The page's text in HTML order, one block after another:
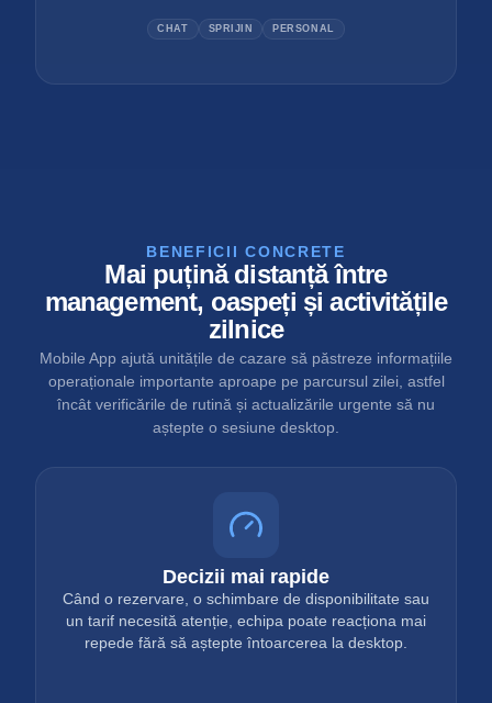
CHAT SPRIJIN PERSONAL
BENEFICII CONCRETE
Mai puțină distanță între
management, oaspeți și activitățile
zilnice
Mobile App ajută unitățile de cazare să păstreze informațiile
operaționale importante aproape pe parcursul zilei, astfel
încât verificările de rutină și actualizările urgente să nu
aștepte o sesiune desktop.
Decizii mai rapide
Când o rezervare, o schimbare de disponibilitate sau
un tarif necesită atenție, echipa poate reacționa mai
repede fără să aștepte întoarcerea la desktop.